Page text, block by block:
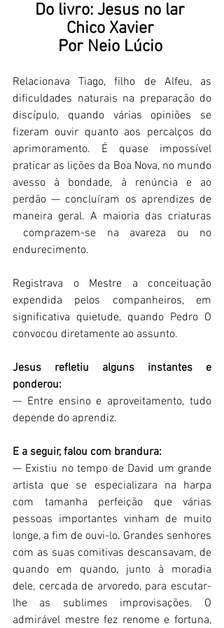
Do livro: Jesus no lar
Chico Xavier
Por Neio Lúcio
Relacionava Tiago, filho de Alfeu, as
dificuldades naturais na preparação do
discípulo, quando várias opiniões se
fizeram ouvir quanto aos percalços do
aprimoramento. É quase impossível
praticar as lições da Boa Nova, no mundo
avesso à bondade, à renúncia e ao
perdão — concluíram os aprendizes de
maneira geral. A maioria das criaturas
comprazem-se na avareza ou no
endurecimento.
Registrava o Mestre a conceituação
expendida pelos companheiros, em
significativa quietude, quando Pedro O
convocou diretamente ao assunto.
Jesus refletiu alguns instantes e
ponderou:
— Entre ensino e aproveitamento, tudo
depende do aprendiz.
E a seguir, falou com brandura:
— Existiu no tempo de David um grande
artista que se especializara na harpa
com tamanha perfeição que várias
pessoas importantes vinham de muito
longe, a fim de ouvi-lo. Grandes senhores
com as suas comitivas descansavam, de
quando em quando, junto à moradia
dele, cercada de arvoredo, para escutar-
lhe as sublimes improvisações. O
admirável mestre fez renome e fortuna,